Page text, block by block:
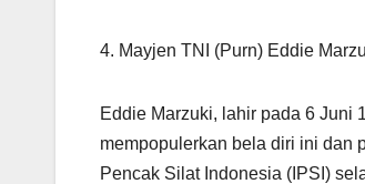
4. Mayjen TNI (Purn) Eddie
Eddie Marzuki, lahir pada 6 Juni
mempopulerkan bela diri ini dan
Pencak Silat Indonesia (IPSI)